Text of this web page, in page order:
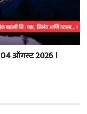
04 ऑगस्ट 2026 !